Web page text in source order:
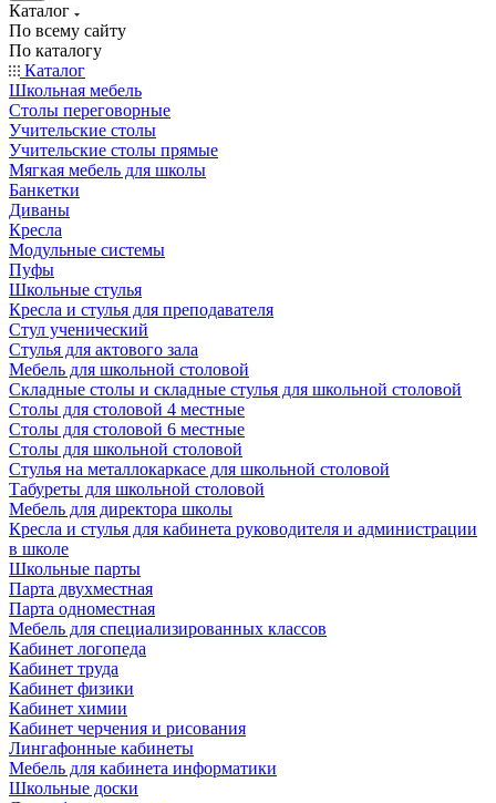
Каталог
По всему сайту
По каталогу
Каталог
Школьная мебель
Столы переговорные
Учительские столы
Учительские столы прямые
Мягкая мебель для школы
Банкетки
Диваны
Кресла
Модульные системы
Пуфы
Школьные стулья
Кресла и стулья для преподавателя
Стул ученический
Стулья для актового зала
Мебель для школьной столовой
Складные столы и складные стулья для школьной столовой
Столы для столовой 4 местные
Столы для столовой 6 местные
Столы для школьной столовой
Стулья на металлокаркасе для школьной столовой
Табуреты для школьной столовой
Мебель для директора школы
Кресла и стулья для кабинета руководителя и администрации
в школе
Школьные парты
Парта двухместная
Парта одноместная
Мебель для специализированных классов
Кабинет логопеда
Кабинет труда
Кабинет физики
Кабинет химии
Кабинет черчения и рисования
Лингафонные кабинеты
Мебель для кабинета информатики
Школьные доски